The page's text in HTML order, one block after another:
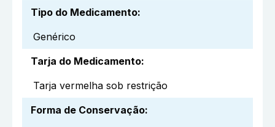
Tipo do Medicamento:
Genérico
Tarja do Medicamento:
Tarja vermelha sob restrição
Forma de Conservação: